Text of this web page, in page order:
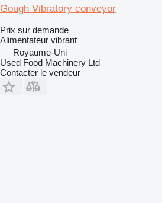
Gough Vibratory conveyor
Prix sur demande
Alimentateur vibrant
Royaume-Uni
Used Food Machinery Ltd
Contacter le vendeur